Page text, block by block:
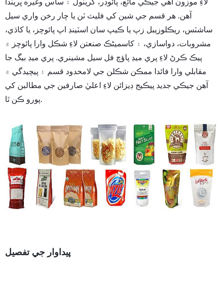
لاءِ موزون آهي جيڪي مائع، پائوڊر، گرينول ۽ ساس وغيره ڀريندا
آهن. هر قسم جي شين کي فليٽ ٽن يا چار رخن واري سيل
ساشٽس، ريڪلوزيبل زپ يا ڪيپ سان اسٽينڊ اپ پائوچز، يا کاڌي،
مشروبات، دواسازي، ۽ کاسمیٹڪ صنعتن لاءِ شڪل وارا پائوچز ۾
پيڪ ڪرڻ لاءِ پري ميڊ پاؤچ فل سيل مشينري. پري ميڊ بيگ جا
مقابلي وارا فائدا ممڪن شڪلن جي لامحدود قسم ۽ پيچيدگي ۾
آهن جيڪي جديد پيڪيج ڊيزائن لاءِ اعليٰ صارفين جي مطالبن کي
پورو ڪن ٿا.
پيداوار جي تفصيل